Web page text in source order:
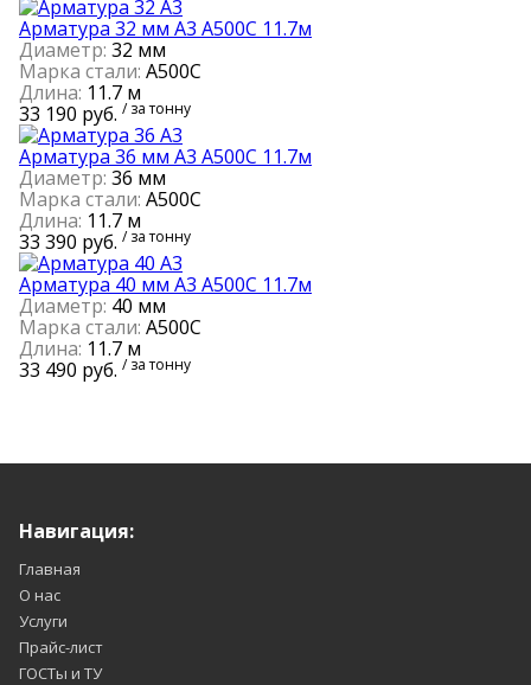
Арматура 32 мм А3 А500С 11.7м
Диаметр: 32 мм
Марка стали: А500С
Длина: 11.7 м
33 190 руб. / за тонну
Арматура 36 мм А3 А500С 11.7м
Диаметр: 36 мм
Марка стали: А500С
Длина: 11.7 м
33 390 руб. / за тонну
Арматура 40 мм А3 А500С 11.7м
Диаметр: 40 мм
Марка стали: А500С
Длина: 11.7 м
33 490 руб. / за тонну
Навигация:
Главная
О нас
Услуги
Прайс-лист
ГОСТы и ТУ